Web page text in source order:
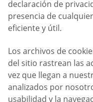
declaración de
presencia de
eficiente y útil.
Los archivos de
del sitio rastrean las
vez que llegan a
analizados por
usabilidad y la